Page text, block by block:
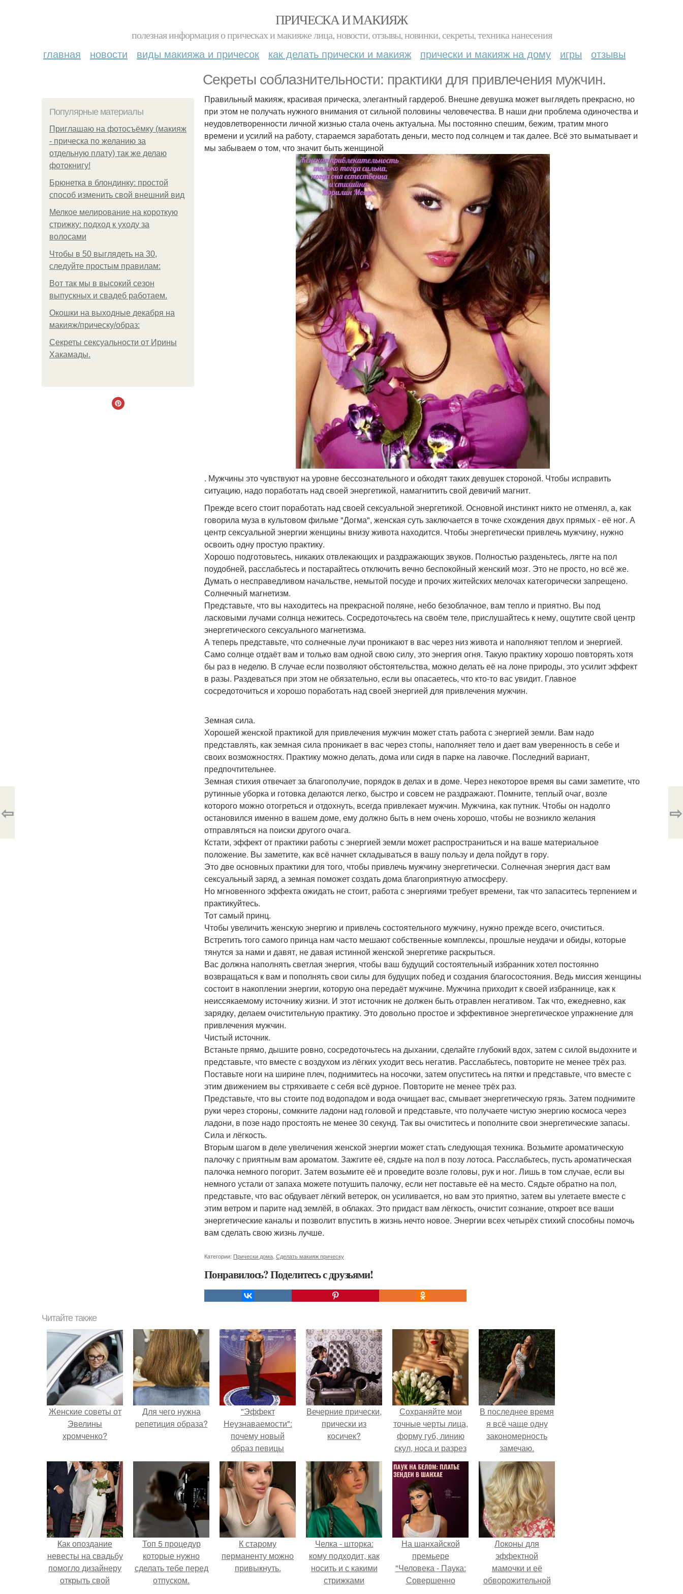
ПРИЧЕСКА И МАКИЯЖ
полезная информация о прическах и макияже лица, новости, отзывы, новинки, секреты, техника нанесения
главная новости виды макияжа и причесок как делать прически и макияж прически и макияж на дому игры отзывы
Секреты соблазнительности: практики для привлечения мужчин.
Популярные материалы
Приглашаю на фотосъёмку (макияж
- прическа по желанию за
отдельную плату) так же делаю
фотокнигу!
Брюнетка в блондинку: простой
способ изменить свой внешний вид
Мелкое мелирование на короткую
стрижку: подход к уходу за
волосами
Чтобы в 50 выглядеть на 30,
следуйте простым правилам:
Вот так мы в высокий сезон
выпускных и свадеб работаем.
Окошки на выходные декабря на
макияж/прическу/образ:
Секреты сексуальности от Ирины
Хакамады.
Правильный макияж, красивая прическа, элегантный гардероб. Внешне девушка может выглядеть прекрасно, но
при этом не получать нужного внимания от сильной половины человечества. В наши дни проблема одиночества и
неудовлетворенности личной жизнью стала очень актуальна. Мы постоянно спешим, бежим, тратим много
времени и усилий на работу, стараемся заработать деньги, место под солнцем и так далее. Всё это выматывает и
мы забываем о том, что значит быть женщиной
. Мужчины это чувствуют на уровне бессознательного и обходят таких девушек стороной. Чтобы исправить
ситуацию, надо поработать над своей энергетикой, намагнитить свой девичий магнит.
Прежде всего стоит поработать над своей сексуальной энергетикой. Основной инстинкт никто не отменял, а, как
говорила муза в культовом фильме "Догма", женская суть заключается в точке схождения двух прямых - её ног. А
центр сексуальной энергии женщины внизу живота находится. Чтобы энергетически привлечь мужчину, нужно
освоить одну простую практику.
Хорошо подготовьтесь, никаких отвлекающих и раздражающих звуков. Полностью разденьтесь, лягте на пол
поудобней, расслабьтесь и постарайтесь отключить вечно беспокойный женский мозг. Это не просто, но всё же.
Думать о несправедливом начальстве, немытой посуде и прочих житейских мелочах категорически запрещено.
Солнечный магнетизм.
Представьте, что вы находитесь на прекрасной поляне, небо безоблачное, вам тепло и приятно. Вы под
ласковыми лучами солнца нежитесь. Сосредоточьтесь на своём теле, прислушайтесь к нему, ощутите свой центр
энергетического сексуального магнетизма.
А теперь представьте, что солнечные лучи проникают в вас через низ живота и наполняют теплом и энергией.
Само солнце отдаёт вам и только вам одной свою силу, это энергия огня. Такую практику хорошо повторять хотя
бы раз в неделю. В случае если позволяют обстоятельства, можно делать её на лоне природы, это усилит эффект
в разы. Раздеваться при этом не обязательно, если вы опасаетесь, что кто-то вас увидит. Главное
сосредоточиться и хорошо поработать над своей энергией для привлечения мужчин.
Земная сила.
Хорошей женской практикой для привлечения мужчин может стать работа с энергией земли. Вам надо
представлять, как земная сила проникает в вас через стопы, наполняет тело и дает вам уверенность в себе и
своих возможностях. Практику можно делать, дома или сидя в парке на лавочке. Последний вариант,
предпочтительнее.
Земная стихия отвечает за благополучие, порядок в делах и в доме. Через некоторое время вы сами заметите, что
рутинные уборка и готовка делаются легко, быстро и совсем не раздражают. Помните, теплый очаг, возле
которого можно отогреться и отдохнуть, всегда привлекает мужчин. Мужчина, как путник. Чтобы он надолго
остановился именно в вашем доме, ему должно быть в нем очень хорошо, чтобы не возникло желания
отправляться на поиски другого очага.
Кстати, эффект от практики работы с энергией земли может распространиться и на ваше материальное
положение. Вы заметите, как всё начнет складываться в вашу пользу и дела пойдут в гору.
Это две основных практики для того, чтобы привлечь мужчину энергетически. Солнечная энергия даст вам
сексуальный заряд, а земная поможет создать дома благоприятную атмосферу.
Но мгновенного эффекта ожидать не стоит, работа с энергиями требует времени, так что запаситесь терпением и
практикуйтесь.
Тот самый принц.
Чтобы увеличить женскую энергию и привлечь состоятельного мужчину, нужно прежде всего, очиститься.
Встретить того самого принца нам часто мешают собственные комплексы, прошлые неудачи и обиды, которые
тянутся за нами и давят, не давая истинной женской энергетике раскрыться.
Вас должна наполнять светлая энергия, чтобы ваш будущий состоятельный избранник хотел постоянно
возвращаться к вам и пополнять свои силы для будущих побед и создания благосостояния. Ведь миссия женщины
состоит в накоплении энергии, которую она передаёт мужчине. Мужчина приходит к своей избраннице, как к
неиссякаемому источнику жизни. И этот источник не должен быть отравлен негативом. Так что, ежедневно, как
зарядку, делаем очистительную практику. Это довольно простое и эффективное энергетическое упражнение для
привлечения мужчин.
Чистый источник.
Встаньте прямо, дышите ровно, сосредоточьтесь на дыхании, сделайте глубокий вдох, затем с силой выдохните и
представьте, что вместе с воздухом из лёгких уходит весь негатив. Расслабьтесь, повторите не менее трёх раз.
Поставьте ноги на ширине плеч, поднимитесь на носочки, затем опуститесь на пятки и представьте, что вместе с
этим движением вы стряхиваете с себя всё дурное. Повторите не менее трёх раз.
Представьте, что вы стоите под водопадом и вода очищает вас, смывает энергетическую грязь. Затем поднимите
руки через стороны, сомкните ладони над головой и представьте, что получаете чистую энергию космоса через
ладони, в позе надо простоять не менее 30 секунд. Так вы очиститесь и пополните свои энергетические запасы.
Сила и лёгкость.
Вторым шагом в деле увеличения женской энергии может стать следующая техника. Возьмите ароматическую
палочку с приятным вам ароматом. Зажгите её, сядьте на пол в позу лотоса. Расслабьтесь, пусть ароматическая
палочка немного погорит. Затем возьмите её и проведите возле головы, рук и ног. Лишь в том случае, если вы
немного устали от запаха можете потушить палочку, если нет поставьте её на место. Сядьте обратно на пол,
представьте, что вас обдувает лёгкий ветерок, он усиливается, но вам это приятно, затем вы улетаете вместе с
этим ветром и парите над землёй, в облаках. Это придаст вам лёгкость, очистит сознание, откроет все ваши
энергетические каналы и позволит впустить в жизнь нечто новое. Энергии всех четырёх стихий способны помочь
вам сделать свою жизнь лучше.
Категории: Прически дома Сделать макияж прическу
Понравилось? Поделитесь с друзьями!
⇦ ⇨
Читайте также
Женские советы от
Эвелины
хромченко?
Для чего нужна
репетиция образа?
"Эффект
Неузнаваемости":
почему новый
образ певицы
вызвал споры о
гранях
возможного?
Вечерние прически,
прически из
косичек?
Сохраняйте мои
точные черты лица,
форму губ, линию
скул, носа и разрез
глаз.
В последнее время
я всё чаще одну
закономерность
замечаю.
Как опоздание
невесты на свадьбу
помогло дизайнеру
открыть свой
Топ 5 процедур
которые нужно
сделать тебе перед
отпуском.
К старому
перманенту можно
привыкнуть.
Челка - шторка:
кому подходит, как
носить и с какими
стрижками
На шанхайской
премьере
"Человека - Паука:
Совершенно
Локоны для
эффектной
мамочки и её
обворожительной